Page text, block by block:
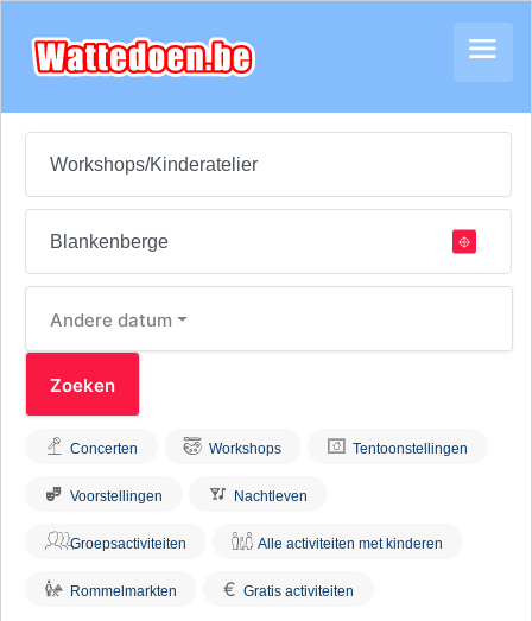
Andere datum
Concerten Workshops Tentoonstellingen
Voorstellingen Nachtleven
Groepsactiviteiten Alle activiteiten met kinderen
Rommelmarkten € Gratis activiteiten